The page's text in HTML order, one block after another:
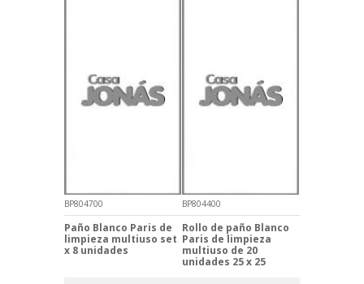
BP804700
Paño Blanco Paris de
limpieza multiuso set
x 8 unidades
BP804400
Rollo de paño Blanco
Paris de limpieza
multiuso de 20
unidades 25 x 25